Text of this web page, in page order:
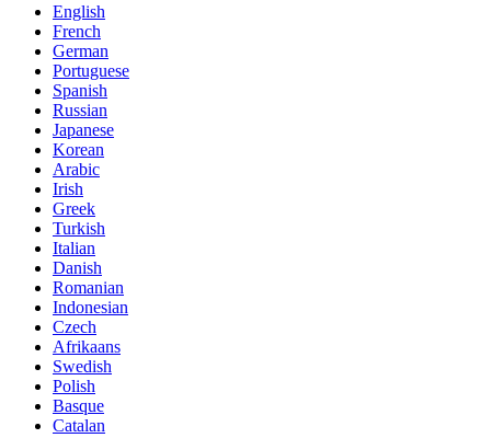
English
French
German
Portuguese
Spanish
Russian
Japanese
Korean
Arabic
Irish
Greek
Turkish
Italian
Danish
Romanian
Indonesian
Czech
Afrikaans
Swedish
Polish
Basque
Catalan